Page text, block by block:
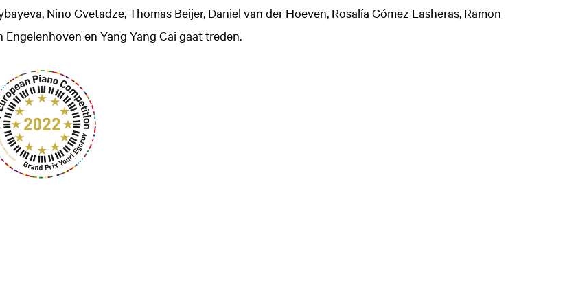
Nino Gvetadze, Thomas Beijer, Daniel van der Hoeven, Rosalía Gómez Lasheras, Ramon
Engelenhoven en Yang Yang Cai gaat treden.